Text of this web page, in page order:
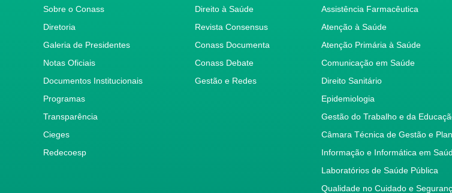
Sobre o Conass
Diretoria
Galeria de Presidentes
Notas Oficiais
Documentos Institucionais
Programas
Transparência
Cieges
Redecoesp
Direito à Saúde
Revista Consensus
Conass Documenta
Conass Debate
Gestão e Redes
Assistência Farmacêutica
Atenção à Saúde
Atenção Primária à Saúde
Comunicação em Saúde
Direito Sanitário
Epidemiologia
Gestão do Trabalho e da
Câmara Técnica de Gestão e
Informação e Informática em
Laboratórios de Saúde Pública
Qualidade no Cuidado e